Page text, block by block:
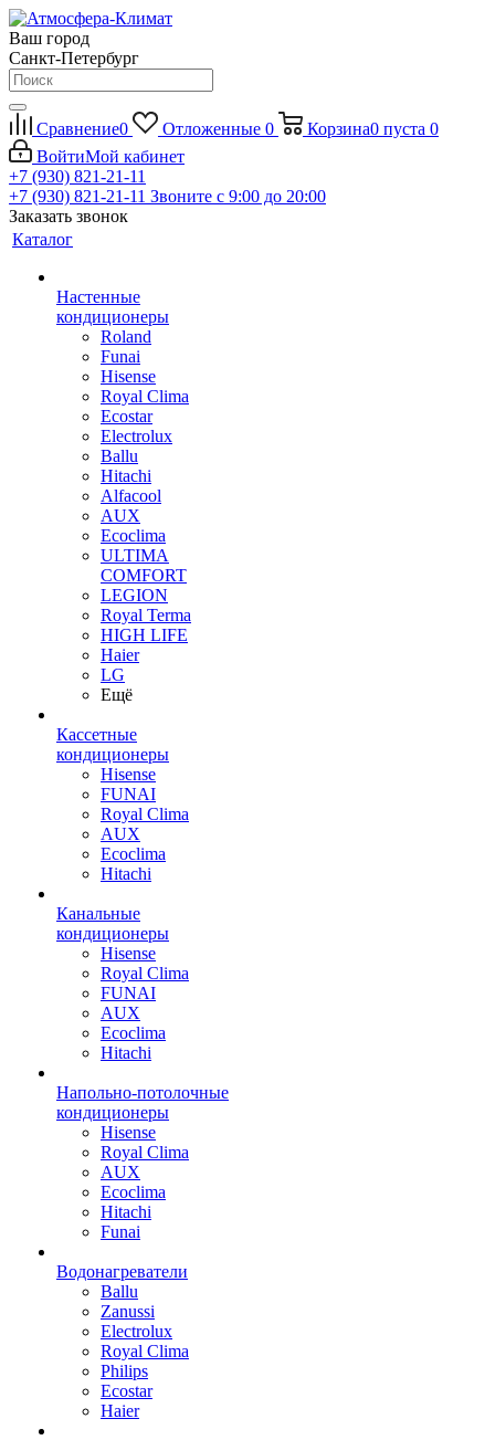
Ваш город
Санкт-Петербург
Сравнение0 Отложенные 0 Корзина0 пуста 0
ВойтиМой кабинет
+7 (930) 821-21-11
+7 (930) 821-21-11 Звоните с 9:00 до 20:00
Заказать звонок
Каталог
Настенные
кондиционеры
Roland
Funai
Hisense
Royal Clima
Ecostar
Electrolux
Ballu
Hitachi
Alfacool
AUX
Ecoclima
ULTIMA
COMFORT
LEGION
Royal Terma
HIGH LIFE
Haier
LG
Ещё
Кассетные
кондиционеры
Hisense
FUNAI
Royal Clima
AUX
Ecoclima
Hitachi
Канальные
кондиционеры
Hisense
Royal Clima
FUNAI
AUX
Ecoclima
Hitachi
Напольно-потолочные
кондиционеры
Hisense
Royal Clima
AUX
Ecoclima
Hitachi
Funai
Водонагреватели
Ballu
Zanussi
Electrolux
Royal Clima
Philips
Ecostar
Haier